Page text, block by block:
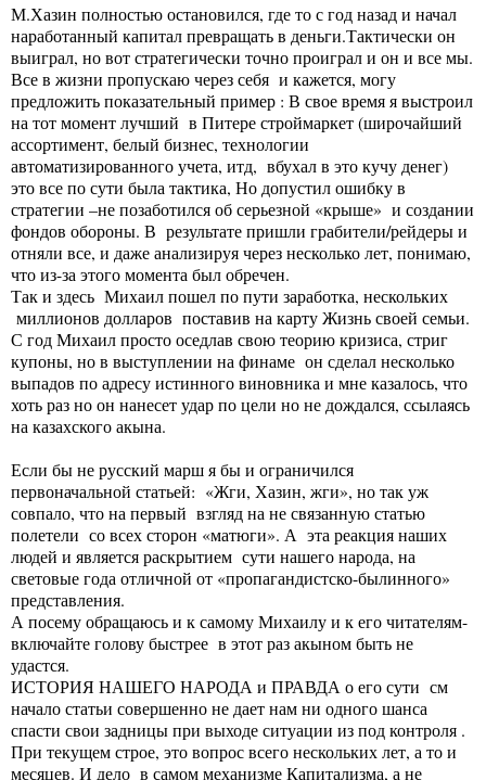
М.Хазин полностью остановился, где то с год назад и начал
наработанный капитал превращать в деньги.Тактически он
выиграл, но вот стратегически точно проиграл и он и все мы.
Все в жизни пропускаю через себя и кажется, могу
предложить показательный пример : В свое время я выстроил
на тот момент лучший в Питере строймаркет (широчайший
ассортимент, белый бизнес, технологии
автоматизированного учета, итд, вбухал в это кучу денег)
это все по сути была тактика, Но допустил ошибку в
стратегии –не позаботился об серьезной «крыше» и создании
фондов обороны. В результате пришли грабители/рейдеры и
отняли все, и даже анализируя через несколько лет, понимаю,
что из-за этого момента был обречен.
Так и здесь Михаил пошел по пути заработка, нескольких
миллионов долларов поставив на карту Жизнь своей семьи.
С год Михаил просто оседлав свою теорию кризиса, стриг
купоны, но в выступлении на финаме он сделал несколько
выпадов по адресу истинного виновника и мне казалось, что
хоть раз но он нанесет удар по цели но не дождался, ссылаясь
на казахского акына.
Если бы не русский марш я бы и ограничился
первоначальной статьей: «Жги, Хазин, жги», но так уж
совпало, что на первый взгляд на не связанную статью
полетели со всех сторон «матюги». А эта реакция наших
людей и является раскрытием сути нашего народа, на
световые года отличной от «пропагандистско-былинного»
представления.
А посему обращаюсь и к самому Михаилу и к его читателям-
включайте голову быстрее в этот раз акыном быть не
удастся.
ИСТОРИЯ НАШЕГО НАРОДА и ПРАВДА о его сути см
начало статьи совершенно не дает нам ни одного шанса
спасти свои задницы при выходе ситуации из под контроля .
При текущем строе, это вопрос всего нескольких лет, а то и
месяцев. И дело в самом механизме Капитализма, а не